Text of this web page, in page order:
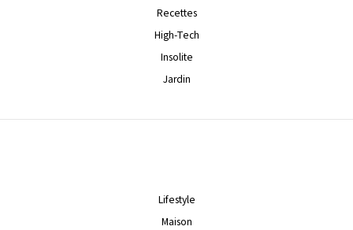
Recettes
High-Tech
Insolite
Jardin
Lifestyle
Maison